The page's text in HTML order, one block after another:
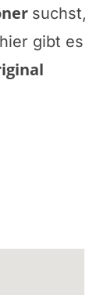
suchst,
gibt es